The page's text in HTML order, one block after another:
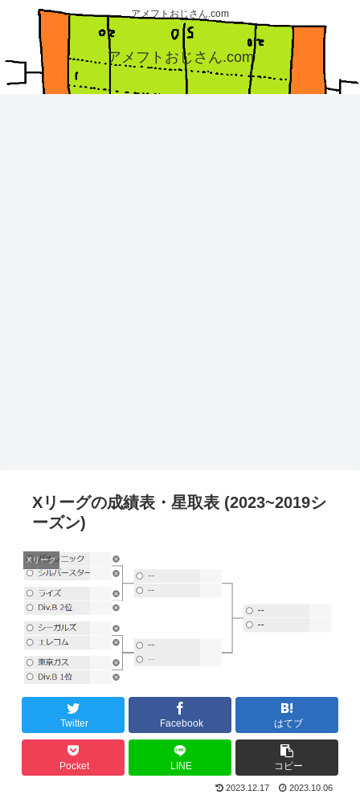
アメフトおじさん.com
アメフトおじさん.com
Xリーグの成績表・星取表 (2023~2019シ
ーズン)
Xリーグ
Twitter Facebook はてブ
Pocket LINE コピー
2023.12.17 2023.10.06